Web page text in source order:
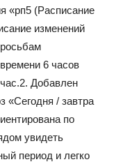
«рп5 (Расписание
изменений
6 часов
Добавлен
«Сегодня / завтра
по
увидеть
период и легко